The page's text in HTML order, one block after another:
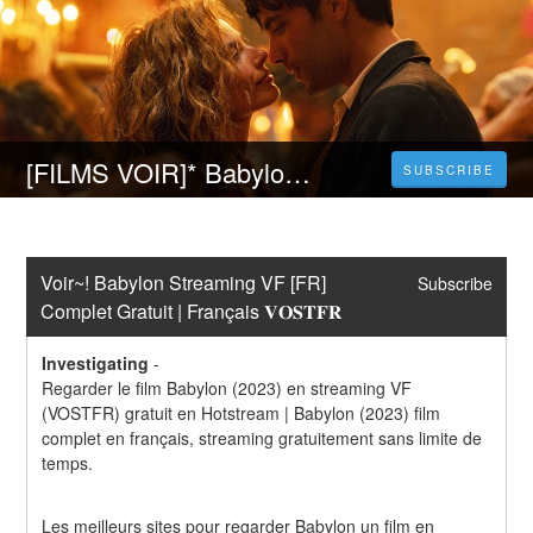
[FILMS VOIR]* Babylon Streaming VF | Film et VOSTFR en HD SUBSCRIBE
Voir~! Babylon Streaming VF [FR]
Complet Gratuit | Français 𝐕𝐎𝐒𝐓𝐅𝐑
Subscribe
Investigating -
Regarder le film Babylon (2023) en streaming VF
(VOSTFR) gratuit en Hotstream | Babylon (2023) film
complet en français, streaming gratuitement sans limite de
temps.
Les meilleurs sites pour regarder Babylon un film en